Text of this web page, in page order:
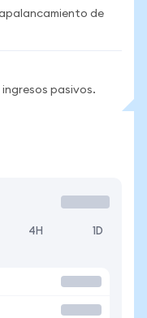
de
pasivos.
4H 1D